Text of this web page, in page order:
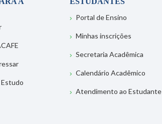
Portal de Ensino
Minhas inscrições
Secretaria Acadêmica
Calendário Acadêmico
Atendimento ao Estudante